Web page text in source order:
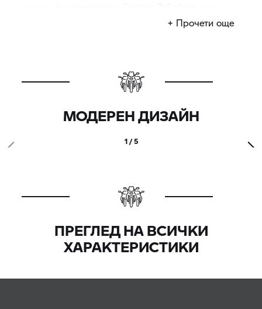
огромна аеродинамика. Усукването е твърде
+ Прочети още
МОДЕРЕН ДИЗАЙН
1 / 5
ПРЕГЛЕД НА ВСИЧКИ
ХАРАКТЕРИСТИКИ